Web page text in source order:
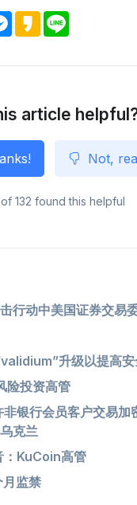
M
e
e
r
K
a
article
Not,
132 found this helpful
行动中美国证券交易
升级以提高
险投资高管
银行会员客户交易加
克兰
：KuCoin高管
监禁